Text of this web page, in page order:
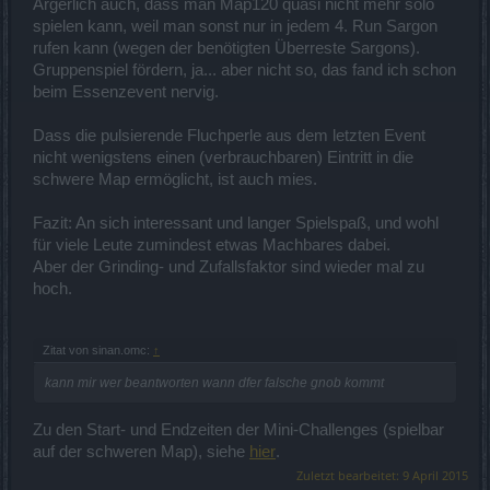
Ärgerlich auch, dass man Map120 quasi nicht mehr solo
spielen kann, weil man sonst nur in jedem 4. Run Sargon
rufen kann (wegen der benötigten Überreste Sargons).
Gruppenspiel fördern, ja... aber nicht so, das fand ich schon
beim Essenzevent nervig.
Dass die pulsierende Fluchperle aus dem letzten Event
nicht wenigstens einen (verbrauchbaren) Eintritt in die
schwere Map ermöglicht, ist auch mies.
Fazit: An sich interessant und langer Spielspaß, und wohl
für viele Leute zumindest etwas Machbares dabei.
Aber der Grinding- und Zufallsfaktor sind wieder mal zu
hoch.
Zitat von sinan.omc: ↑
kann mir wer beantworten wann dfer falsche gnob kommt
Zu den Start- und Endzeiten der Mini-Challenges (spielbar
auf der schweren Map), siehe hier.
Zuletzt bearbeitet: 9 April 2015